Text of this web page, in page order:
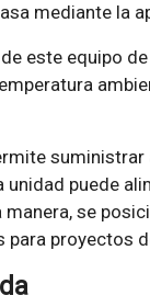
mediante la
este equipo
unidad puede
se
para proyectos